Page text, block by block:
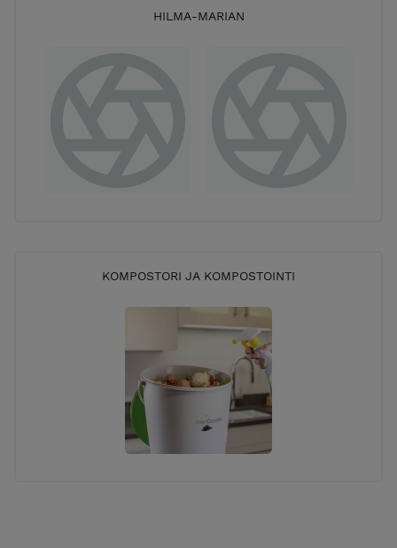
HILMA-MARIAN
KOMPOSTORI JA KOMPOSTOINTI